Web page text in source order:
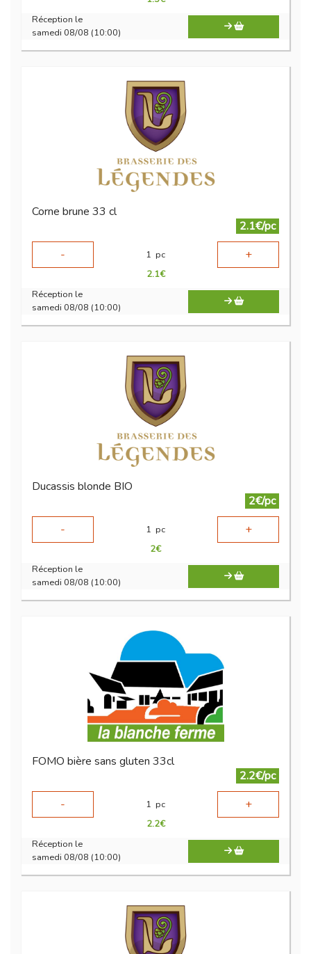
Réception le
samedi 08/08 (10:00)
Corne brune 33 cl
2.1€/pc
-
1 pc +
2.1€
Réception le
samedi 08/08 (10:00)
Ducassis blonde BIO
2€/pc
-
1 pc +
2€
Réception le
samedi 08/08 (10:00)
FOMO bière sans gluten 33cl
2.2€/pc
-
1 pc +
2.2€
Réception le
samedi 08/08 (10:00)